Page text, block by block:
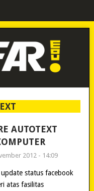
AUTOTEXT
2012 - 14:09
status facebook
atas fasilitas